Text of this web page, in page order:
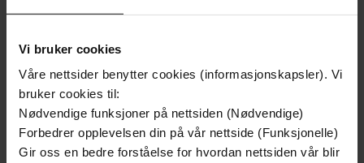
Vi bruker cookies
Våre nettsider benytter cookies (informasjonskapsler). Vi
bruker cookies til:
Nødvendige funksjoner på nettsiden (Nødvendige)
Forbedrer opplevelsen din på vår nettside (Funksjonelle)
Gir oss en bedre forståelse for hvordan nettsiden vår blir